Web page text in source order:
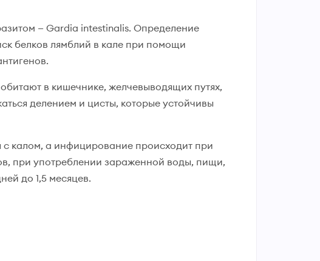
— Gardia intestinalis. Определение
белков лямблий в кале при помощи
в кишечнике, желчевыводящих путях,
делением и цисты, которые устойчивы
калом, а инфицирование происходит при
при употреблении зараженной воды, пищи,
до 1,5 месяцев.